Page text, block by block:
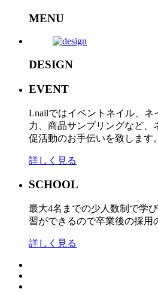
MENU
DESIGN
EVENT
Lnailではイベントネイル、ネ
力、商品サンプリングなど、
促活動のお手伝いを致します。
詳しく見る
SCHOOL
最大4名までの少人数制で学
習ができるので卒業後の採用
詳しく見る